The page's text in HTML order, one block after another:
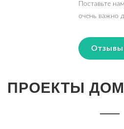
Поставьте
очень важно
Отзывы
ПРОЕКТЫ